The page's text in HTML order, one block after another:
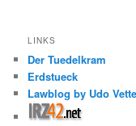
LINKS
Der Tuedelkram
Erdstueck
Lawblog by Udo